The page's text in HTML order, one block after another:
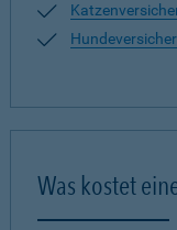
Was kostet